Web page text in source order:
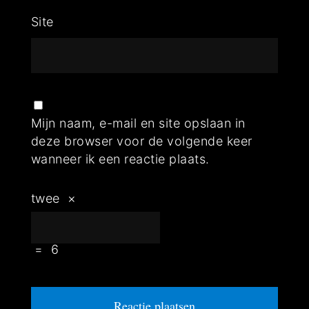
Site
Mijn naam, e-mail en site opslaan in
deze browser voor de volgende keer
wanneer ik een reactie plaats.
twee ×
= 6